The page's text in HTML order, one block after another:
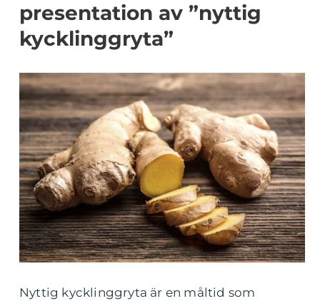
presentation av ”nyttig
kycklinggryta”
Nyttig kycklinggryta är en måltid som